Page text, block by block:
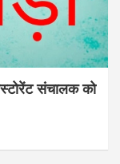
संचालक को